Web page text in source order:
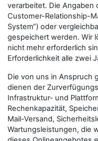
verarbeitet. Die Angaben
Customer-Relationship-
System“) oder
gespeichert werden. Wir
nicht mehr erforderlich
Erforderlichkeit alle zwei
Die von uns in Anspruch
dienen der
Infrastruktur- und
Rechenkapazität,
Mail-Versand,
Wartungsleistungen, die